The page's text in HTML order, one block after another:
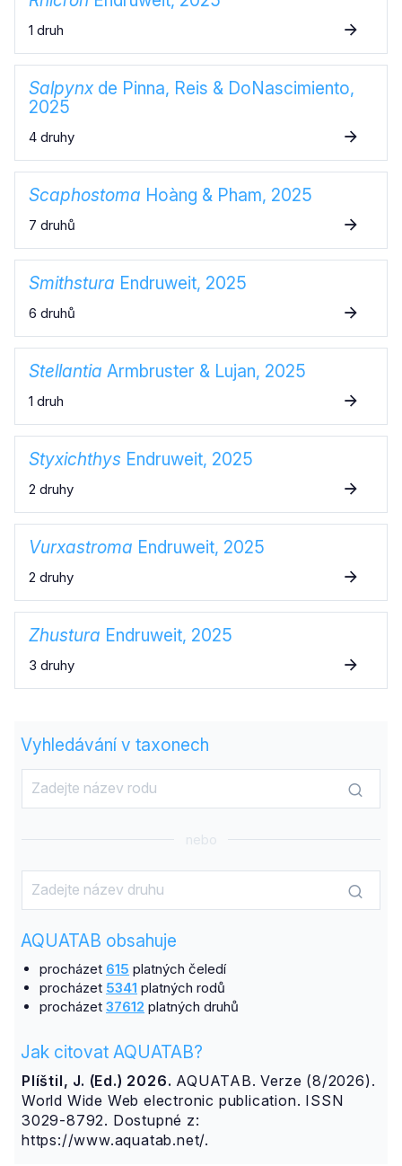
1 druh
Salpynx de Pinna, Reis & DoNascimiento,
2025
4 druhy
Scaphostoma Hoàng & Pham, 2025
7 druhů
Smithstura Endruweit, 2025
6 druhů
Stellantia Armbruster & Lujan, 2025
1 druh
Styxichthys Endruweit, 2025
2 druhy
Vurxastroma Endruweit, 2025
2 druhy
Zhustura Endruweit, 2025
3 druhy
Vyhledávání v taxonech
nebo
AQUATAB obsahuje
procházet 615 platných čeledí
procházet 5341 platných rodů
procházet 37612 platných druhů
Jak citovat AQUATAB?
Plíštil, J. (Ed.) 2026. AQUATAB. Verze (8/2026).
World Wide Web electronic publication. ISSN
3029-8792. Dostupné z:
https://www.aquatab.net/.